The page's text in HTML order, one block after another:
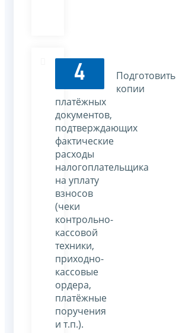
4
Подготовить
копии
платёжных
документов,
подтверждающих
фактические
расходы
налогоплательщика
на уплату
взносов
(чеки
контрольно-
кассовой
техники,
приходно-
кассовые
ордера,
платёжные
поручения
и т.п.).